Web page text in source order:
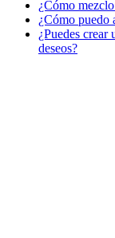
Libros para colorear para
Nezaradené
¿Cómo
¿Cómo puedo
¿Puedes crear
deseos?